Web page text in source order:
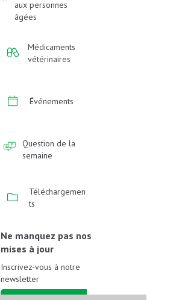
aux personnes
âgées
Médicaments
vétérinaires
Événements
Question de la
semaine
Téléchargemen
ts
Ne manquez pas nos
mises à jour
Inscrivez-vous à notre
newsletter